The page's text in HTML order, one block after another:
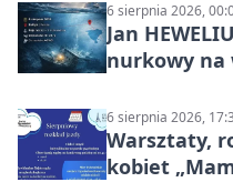
6 sierpnia 2026,
Jan
nurkowy na
6 sierpnia 2026,
Warsztaty,
kobiet